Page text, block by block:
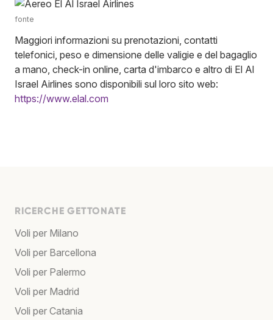
fonte
Maggiori informazioni su prenotazioni, contatti
telefonici, peso e dimensione delle valigie e del bagaglio
a mano, check-in online, carta d'imbarco e altro di El Al
Israel Airlines sono disponibili sul loro sito web:
https://www.elal.com
RICERCHE GETTONATE
Voli per Milano
Voli per Barcellona
Voli per Palermo
Voli per Madrid
Voli per Catania